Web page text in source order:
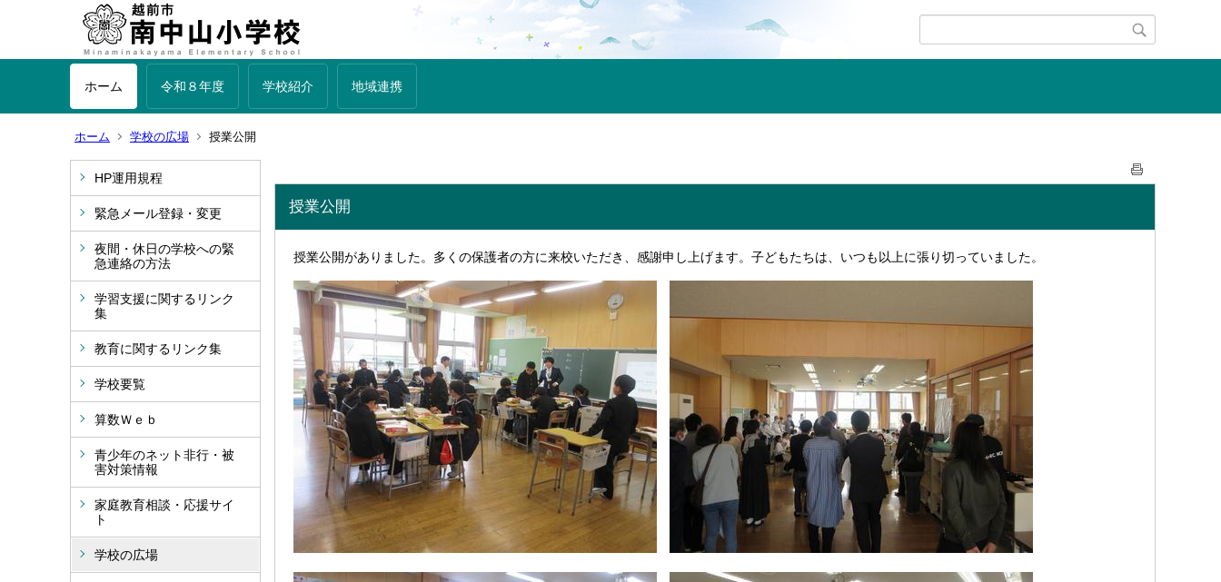
ホーム 令和８年度 学校紹介 地域連携
ホーム 学校の広場 授業公開
HP運用規程
緊急メール登録・変更
夜間・休日の学校への緊
急連絡の方法
学習支援に関するリンク
集
教育に関するリンク集
学校要覧
算数Ｗｅｂ
青少年のネット非行・被
害対策情報
家庭教育相談・応援サイ
ト
学校の広場
授業公開
授業公開がありました。多くの保護者の方に来校いただき、感謝申し上げます。子どもたちは、いつも以上に張り切っていました。